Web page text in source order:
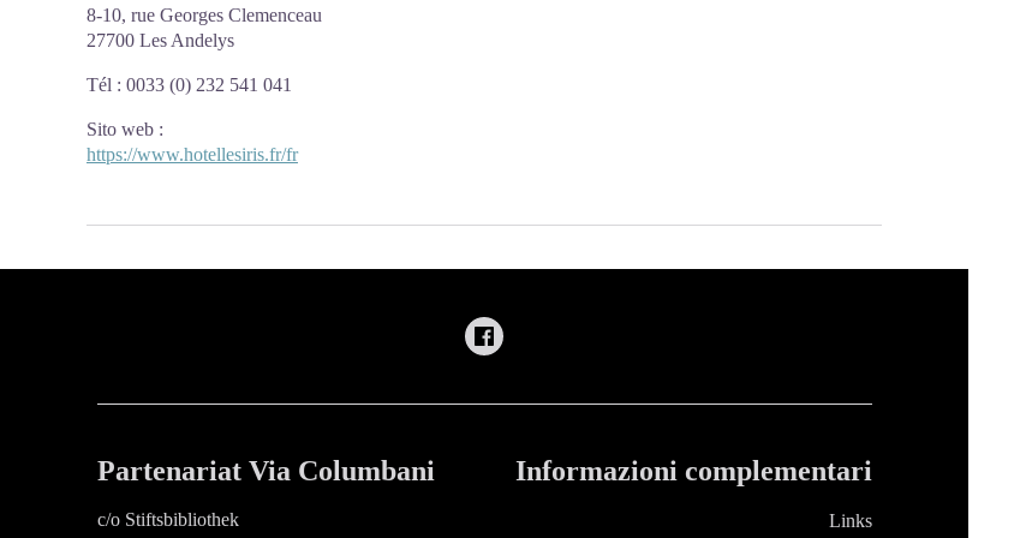
8-10, rue Georges Clemenceau
27700 Les Andelys
Tél : 0033 (0) 232 541 041
Sito web :
https://www.hotellesiris.fr/fr
Partenariat Via Columbani
c/o Stiftsbibliothek
Informazioni complementari
Links